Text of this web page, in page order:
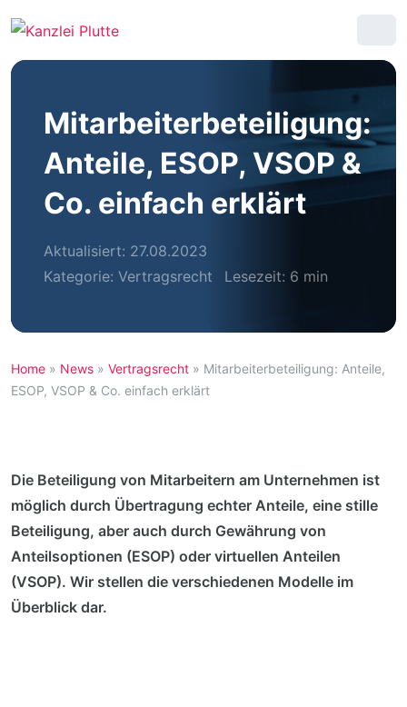
Mitarbeiterbeteiligung:
Anteile, ESOP, VSOP &
Co. einfach erklärt
Aktualisiert: 27.08.2023
Kategorie: Vertragsrecht Lesezeit: 6 min
Home » News » Vertragsrecht » Mitarbeiterbeteiligung: Anteile,
ESOP, VSOP & Co. einfach erklärt
Die Beteiligung von Mitarbeitern am Unternehmen ist
möglich durch Übertragung echter Anteile, eine stille
Beteiligung, aber auch durch Gewährung von
Anteilsoptionen (ESOP) oder virtuellen Anteilen
(VSOP). Wir stellen die verschiedenen Modelle im
Überblick dar.